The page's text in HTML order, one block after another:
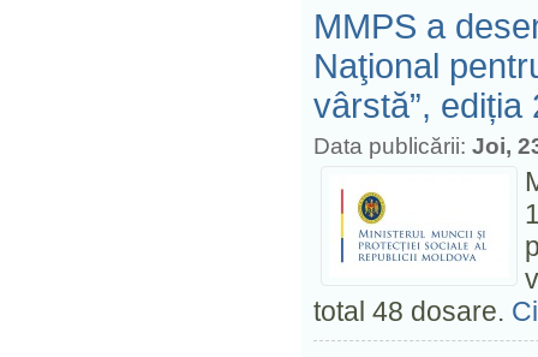
MMPS a
Naţional
vârstă”, ediția
Data publicării: Joi,
total 48 dosare.